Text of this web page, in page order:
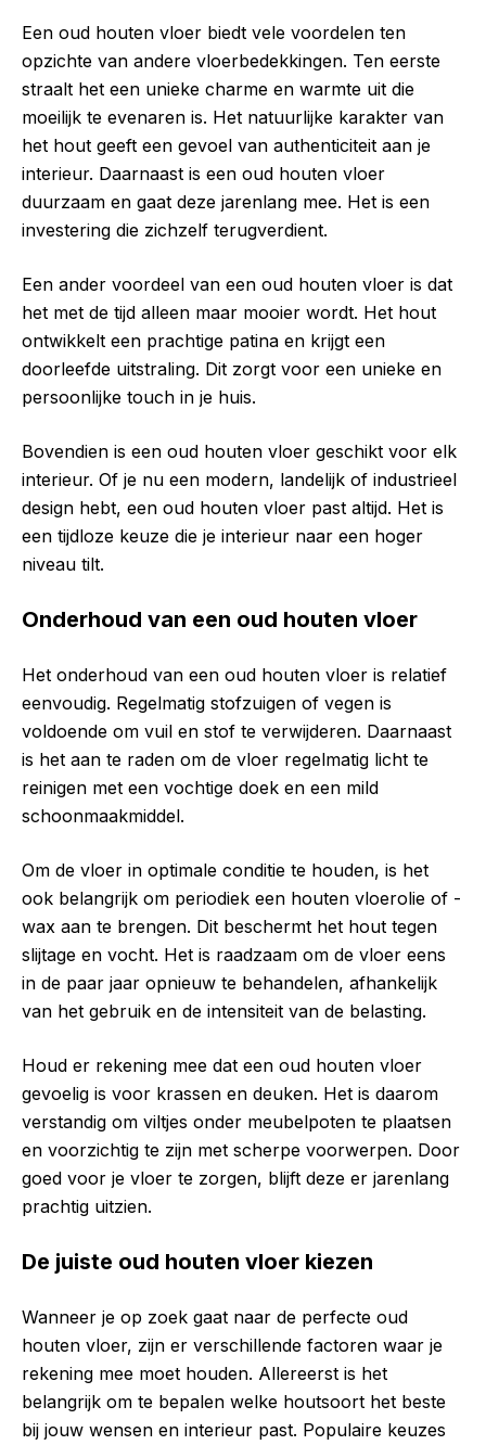
Een oud houten vloer biedt vele voordelen ten
opzichte van andere vloerbedekkingen. Ten eerste
straalt het een unieke charme en warmte uit die
moeilijk te evenaren is. Het natuurlijke karakter van
het hout geeft een gevoel van authenticiteit aan je
interieur. Daarnaast is een oud houten vloer
duurzaam en gaat deze jarenlang mee. Het is een
investering die zichzelf terugverdient.
Een ander voordeel van een oud houten vloer is dat
het met de tijd alleen maar mooier wordt. Het hout
ontwikkelt een prachtige patina en krijgt een
doorleefde uitstraling. Dit zorgt voor een unieke en
persoonlijke touch in je huis.
Bovendien is een oud houten vloer geschikt voor elk
interieur. Of je nu een modern, landelijk of industrieel
design hebt, een oud houten vloer past altijd. Het is
een tijdloze keuze die je interieur naar een hoger
niveau tilt.
Onderhoud van een oud houten vloer
Het onderhoud van een oud houten vloer is relatief
eenvoudig. Regelmatig stofzuigen of vegen is
voldoende om vuil en stof te verwijderen. Daarnaast
is het aan te raden om de vloer regelmatig licht te
reinigen met een vochtige doek en een mild
schoonmaakmiddel.
Om de vloer in optimale conditie te houden, is het
ook belangrijk om periodiek een houten vloerolie of -
wax aan te brengen. Dit beschermt het hout tegen
slijtage en vocht. Het is raadzaam om de vloer eens
in de paar jaar opnieuw te behandelen, afhankelijk
van het gebruik en de intensiteit van de belasting.
Houd er rekening mee dat een oud houten vloer
gevoelig is voor krassen en deuken. Het is daarom
verstandig om viltjes onder meubelpoten te plaatsen
en voorzichtig te zijn met scherpe voorwerpen. Door
goed voor je vloer te zorgen, blijft deze er jarenlang
prachtig uitzien.
De juiste oud houten vloer kiezen
Wanneer je op zoek gaat naar de perfecte oud
houten vloer, zijn er verschillende factoren waar je
rekening mee moet houden. Allereerst is het
belangrijk om te bepalen welke houtsoort het beste
bij jouw wensen en interieur past. Populaire keuzes